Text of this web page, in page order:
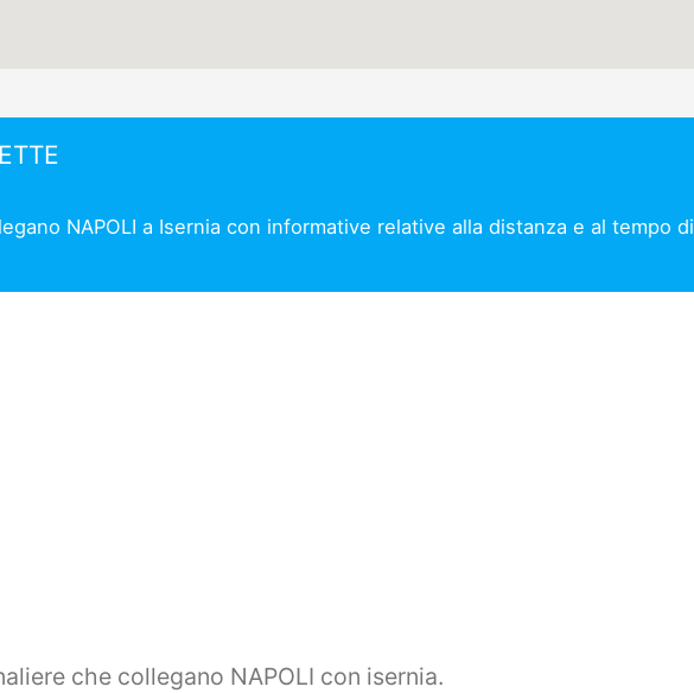
NAPOLI a Isernia con informative relative alla distanza e al tempo di
che collegano NAPOLI con isernia.